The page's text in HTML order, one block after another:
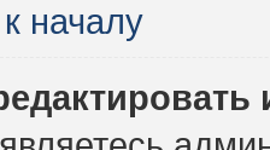
началу